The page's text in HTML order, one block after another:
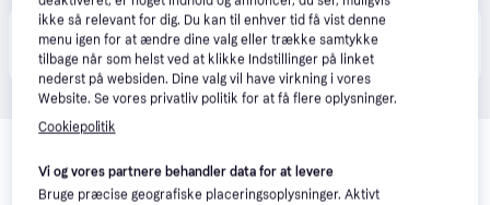
Produktet fås også hos 1 butik , som ikke er betalende
kunde i denne kategori.
Relaterede produkter
Se vores forslag til andre produkter, der matcher dine
interesser. Vis alle
ikke så relevant for dig. Du kan til enhver tid få vist denne
menu igen for at ændre dine valg eller trække samtykke
tilbage når som helst ved at klikke Indstillinger på linket
nederst på websiden. Dine valg vil have virkning i vores
Website. Se vores privatliv politik for at få flere oplysninger.
Cookiepolitik
Vi og vores partnere behandler data for at levere
Bruge præcise geografiske placeringsoplysninger. Aktivt